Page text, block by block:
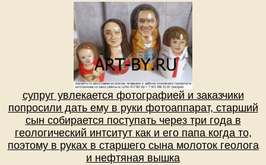
супруг увлекается фотографией и заказчики
попросили дать ему в руки фотоаппарат, старший
сын собирается поступать через три года в
геологический интситут как и его папа когда то,
поэтому в руках в старшего сына молоток геолога
и нефтяная вышка